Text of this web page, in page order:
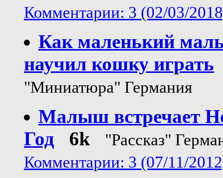
Комментарии: 3 (02/03/
Как маленький
научил кошку играть
"Миниатюра" Германия
Малыш встречает
Год
6k
"Рассказ"
Комментарии: 3 (07/11/